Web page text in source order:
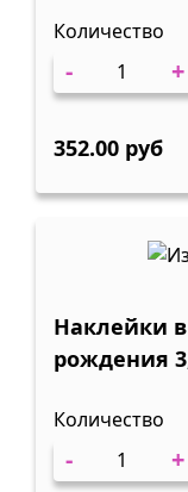
Количество
- +
352.00 руб
Наклейки
рождения
Количество
- +